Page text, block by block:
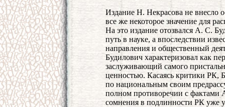
Издание Н. Некрасова не внесло
все же некоторое значение для
На это издание отозвался А. С.
путь в науке, а впоследствии
направления и общественный
Будилович характеризовал как
заслуживающий самого
ценностью. Касаясь критики РК,
по национальным своим
полном противоречии с фактами
сомнения в подлинности РК уже